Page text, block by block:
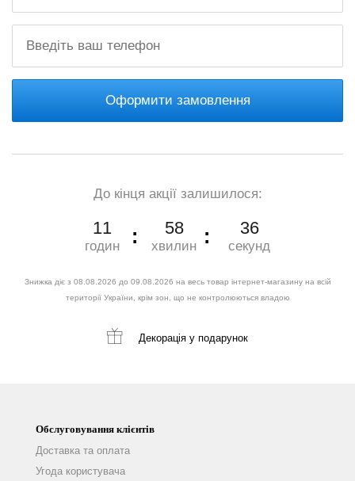
Оформити замовлення
До кінця акції залишилося:
11
годин
58
хвилин
35
секунд
Знижка діє з 08.08.2026 до 09.08.2026 на весь товар інтернет-магазину на всій
території України, крім зон, що не контролюються владою
Декорація у подарунок
Обслуговування клієнтів
Доставка та оплата
Угода користувача